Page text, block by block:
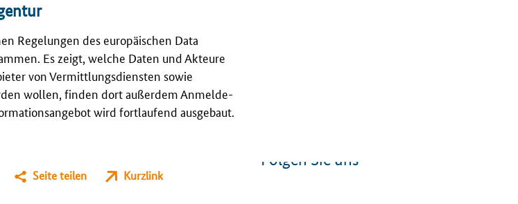
Regelungen des europäischen Data
Es zeigt, welche Daten und Akteure
von Vermittlungsdiensten sowie
wollen, finden dort außerdem Anmelde-
wird fortlaufend ausgebaut.
Seite teilen Kurzlink
Folgen Sie uns